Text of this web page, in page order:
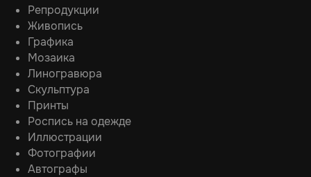
Репродукции
Живопись
Графика
Мозаика
Линогравюра
Скульптура
Принты
Роспись на одежде
Иллюстрации
Фотографии
Автографы